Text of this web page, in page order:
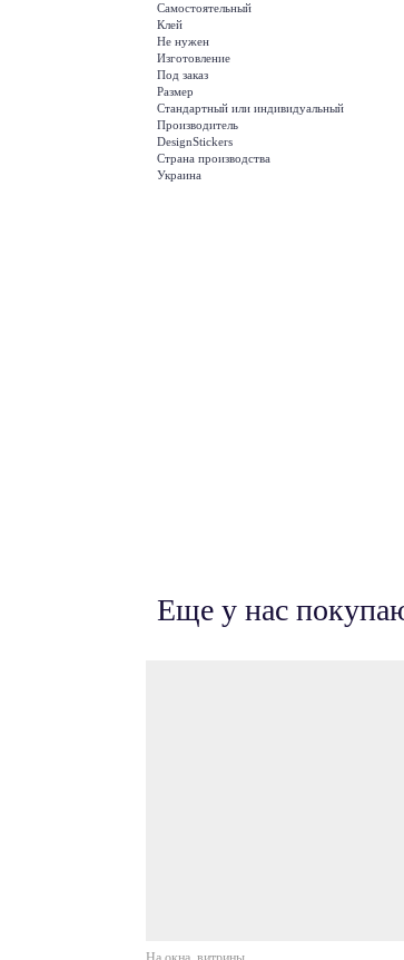
Самостоятельный
Клей
Не нужен
Изготовление
Под заказ
Размер
Стандартный или индивидуальный
Производитель
DesignStickers
Страна производства
Украина
Еще у нас